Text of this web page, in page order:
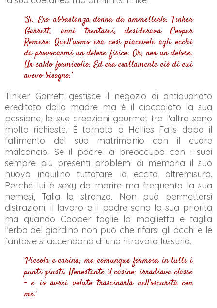
‘Sì. Ero abbastanza donna da ammetterlo. Tinker
Garrett, anni trentasei, desiderava Cooper
Romero. Quell’uomo era così piacevole agli occhi
da provocarmi un dolore fisico. Ok, non un dolore.
Un caldo formicolio. Ed era esattamente ciò di cui
avevo bisogno.’
Tinker Garrett gestisce il negozio di antiquariato
ereditato dalla madre ma è il cioccolato la sua
passione, le sue creazioni gourmet tra l'altro sono
molto richieste. È tornata a Hallies Falls dopo il
fallimento del suo matrimonio con il cuore
malconcio. Se il padre la preoccupa con i suoi
sempre più presenti problemi di memoria il suo
nuovo inquilino tuttofare la eccita oltremisura.
Perché lui è sexy da morire ma frequenta la sua
nemesi, Talia la stronza. Non può permettersi
distrazioni, il lavoro e il padre sono la sua priorità
ma quando Cooper toglie la maglietta e taglia
l’erba del giardino non può che rifarsi gli occhi e le
fantasie si accendono di una ritrovata lussuria.
‘Piccola e carina, ma comunque formosa in tutti i
punti giusti. Nonostante il casino, irradiava classe
– e io avrei voluto trascinarla nell’oscurità con
me.’